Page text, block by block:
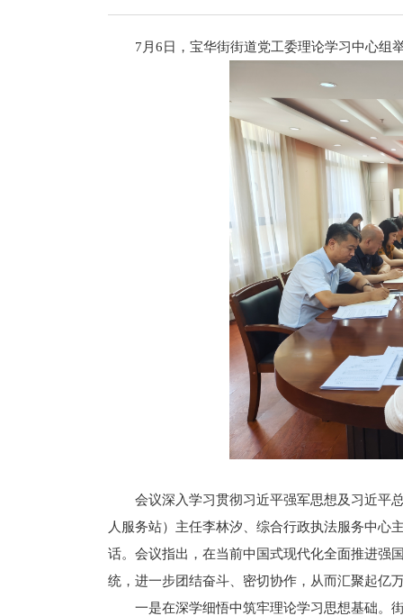
7月6日，宝华街街道党工委理论学习中心组
会议深入学习贯彻习近平强军思想及习近平
人服务站）主任李林汐、综合行政执法服务中心
话。会议指出，在当前中国式现代化全面推进强
统，进一步团结奋斗、密切协作，从而汇聚起亿
一是在深学细悟中筑牢理论学习思想基础。